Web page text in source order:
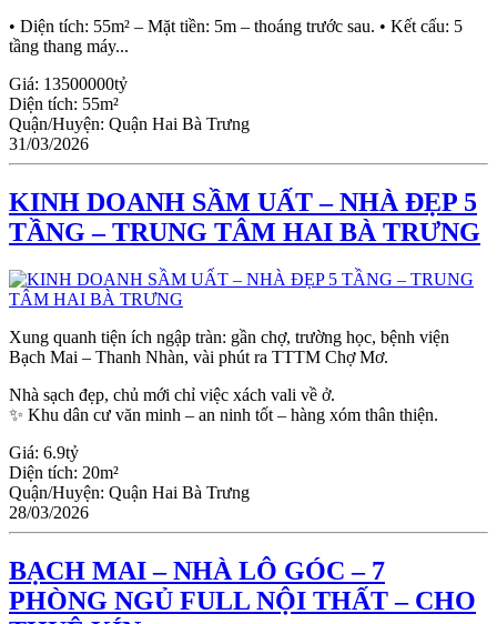
• Diện tích: 55m² – Mặt tiền: 5m – thoáng trước sau. • Kết cấu: 5
tầng thang máy...
Giá: 13500000tỷ
Diện tích: 55m²
Quận/Huyện: Quận Hai Bà Trưng
31/03/2026
KINH DOANH SẦM UẤT – NHÀ ĐẸP 5
TẦNG – TRUNG TÂM HAI BÀ TRƯNG
Xung quanh tiện ích ngập tràn: gần chợ, trường học, bệnh viện
Bạch Mai – Thanh Nhàn, vài phút ra TTTM Chợ Mơ.
Nhà sạch đẹp, chủ mới chỉ việc xách vali về ở.
✨ Khu dân cư văn minh – an ninh tốt – hàng xóm thân thiện.
Giá: 6.9tỷ
Diện tích: 20m²
Quận/Huyện: Quận Hai Bà Trưng
28/03/2026
BẠCH MAI – NHÀ LÔ GÓC – 7
PHÒNG NGỦ FULL NỘI THẤT – CHO